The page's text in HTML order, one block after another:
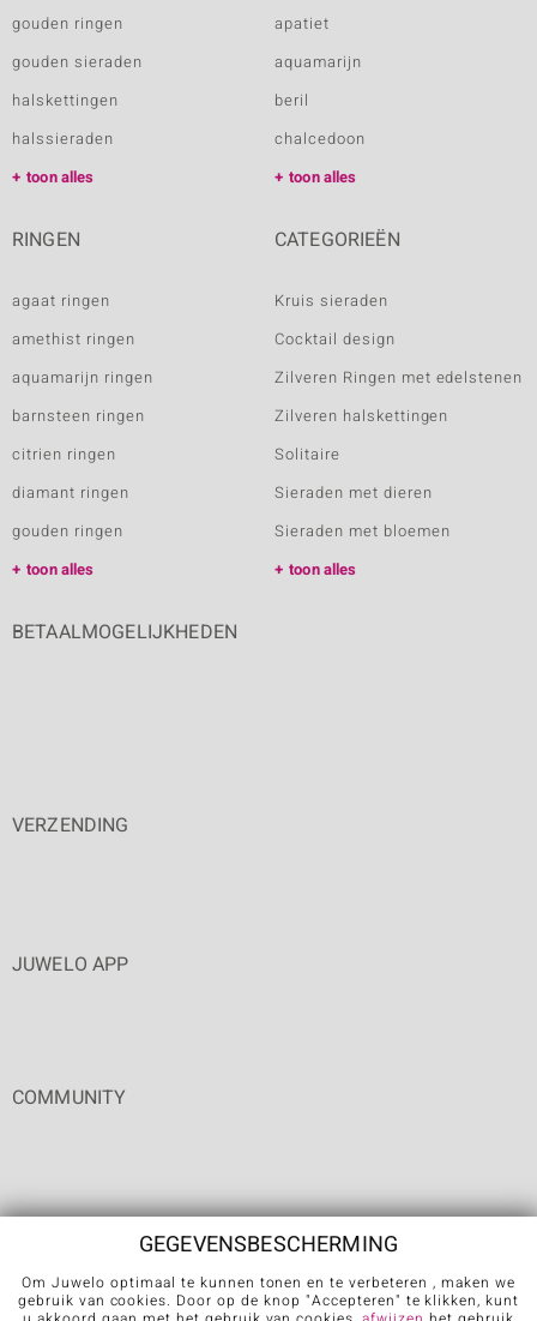
gouden ringen
gouden sieraden
halskettingen
halssieraden
toon alles
apatiet
aquamarijn
beril
chalcedoon
toon alles
RINGEN
agaat ringen
amethist ringen
aquamarijn ringen
barnsteen ringen
citrien ringen
diamant ringen
gouden ringen
toon alles
CATEGORIEËN
Kruis sieraden
Cocktail design
Zilveren Ringen met edelstenen
Zilveren halskettingen
Solitaire
Sieraden met dieren
Sieraden met bloemen
toon alles
BETAALMOGELIJKHEDEN
VERZENDING
JUWELO APP
COMMUNITY
Carrière Algemene verkoopvoorwaarden Privacybeleid
GEGEVENSBESCHERMING
Om Juwelo optimaal te kunnen tonen en te verbeteren , maken we
gebruik van cookies. Door op de knop "Accepteren" te klikken, kunt